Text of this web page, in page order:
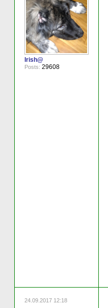
Irish@
Posts: 29608
24.09.2017 12:18